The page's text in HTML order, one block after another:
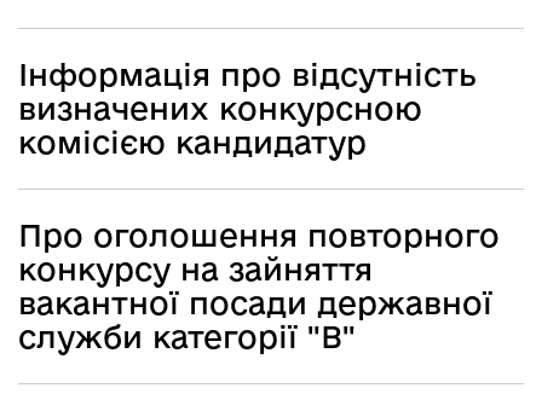
Інформація про відсутність
визначених конкурсною
комісією кандидатур
Про оголошення повторного
конкурсу на зайняття
вакантної посади державної
служби категорії "В"